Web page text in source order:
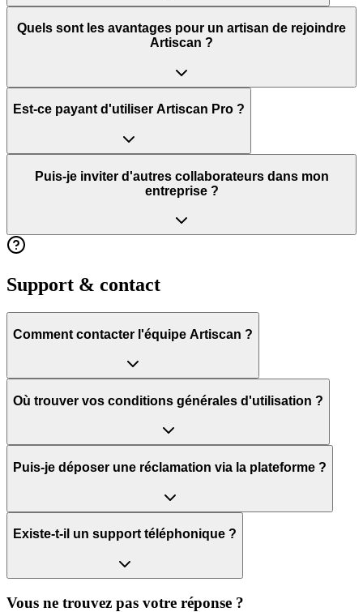
Quels sont les avantages pour un artisan de rejoindre
Artiscan ?
Est-ce payant d'utiliser Artiscan Pro ?
Puis-je inviter d'autres collaborateurs dans mon
entreprise ?
Support & contact
Comment contacter l'équipe Artiscan ?
Où trouver vos conditions générales d'utilisation ?
Puis-je déposer une réclamation via la plateforme ?
Existe-t-il un support téléphonique ?
Vous ne trouvez pas votre réponse ?